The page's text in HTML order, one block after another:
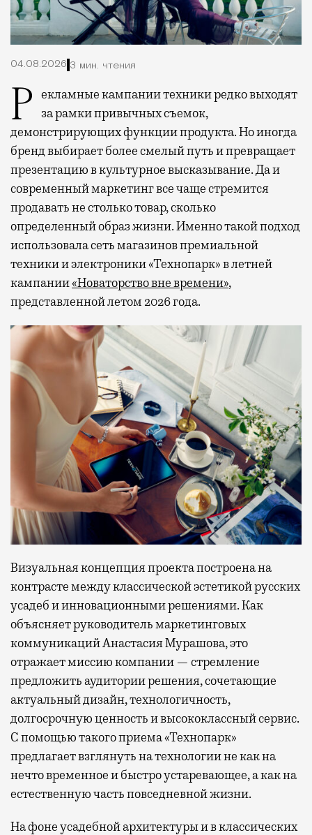
04.08.2026 3 мин. чтения
Рекламные кампании техники редко выходят
за рамки привычных съемок,
демонстрирующих функции продукта. Но иногда
бренд выбирает более смелый путь и превращает
презентацию в культурное высказывание. Да и
современный маркетинг все чаще стремится
продавать не столько товар, сколько
определенный образ жизни. Именно такой подход
использовала сеть магазинов премиальной
техники и электроники «Технопарк» в летней
кампании«Новаторство вне времени»,
представленной летом 2026 года.
Визуальная концепция проекта построена на
контрасте между классической эстетикой русских
усадеб и инновационными решениями. Как
объясняет руководитель маркетинговых
коммуникаций Анастасия Мурашова, это
отражает миссию компании — стремление
предложить аудитории решения, сочетающие
актуальный дизайн, технологичность,
долгосрочную ценность и высококлассный сервис.
С помощью такого приема «Технопарк»
предлагает взглянуть на технологии не как на
нечто временное и быстро устаревающее, а как на
естественную часть повседневной жизни.
На фоне усадебной архитектуры и в классических